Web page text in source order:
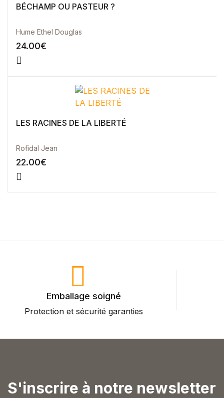
BÉCHAMP OU PASTEUR ?
Hume Ethel Douglas
24.00€
LES RACINES DE LA LIBERTÉ
Rofidal Jean
22.00€
Emballage soigné
Protection et sécurité garanties
S'inscrire à notre newsletter